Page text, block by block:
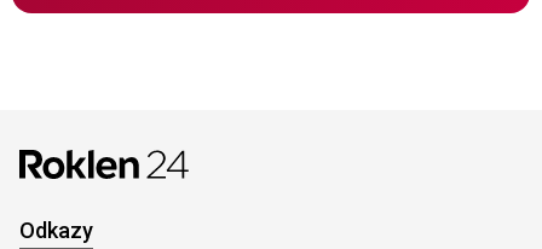
Odkazy